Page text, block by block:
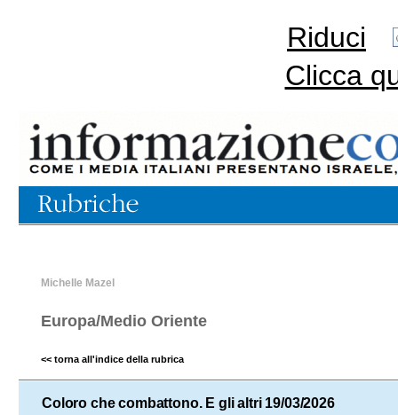
Riduci
Clicca
Michelle Mazel
Europa/Medio Oriente
<< torna all'indice della rubrica
Coloro che combattono. E gli altri 19/03/2026